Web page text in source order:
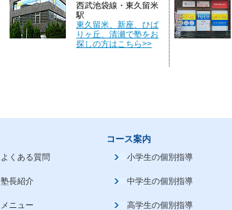
西武池袋線・東久留米
駅
東久留米、新座、ひば
りヶ丘、清瀬で塾をお
探しの方はこちら>>
よくある質問
塾長紹介
メニュー
コース案内
小学生の個別指導
中学生の個別指導
高学生の個別指導